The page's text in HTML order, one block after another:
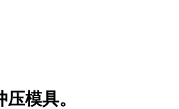
模具。